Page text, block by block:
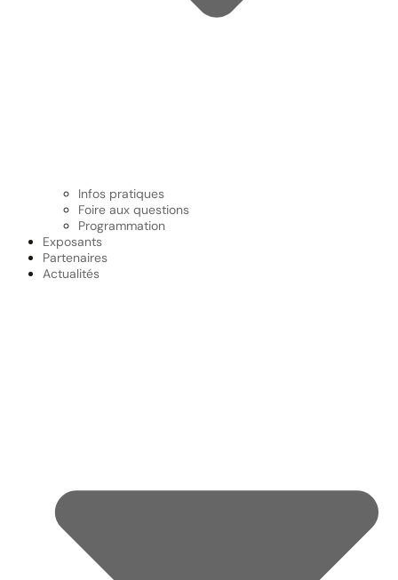
Infos pratiques
Foire aux questions
Programmation
Exposants
Partenaires
Actualités